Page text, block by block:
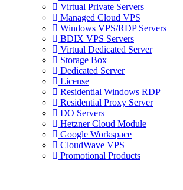
Virtual Private Servers
Managed Cloud VPS
Windows VPS/RDP Servers
BDIX VPS Servers
Virtual Dedicated Server
Storage Box
Dedicated Server
License
Residential Windows RDP
Residential Proxy Server
DO Servers
Hetzner Cloud Module
Google Workspace
CloudWave VPS
Promotional Products